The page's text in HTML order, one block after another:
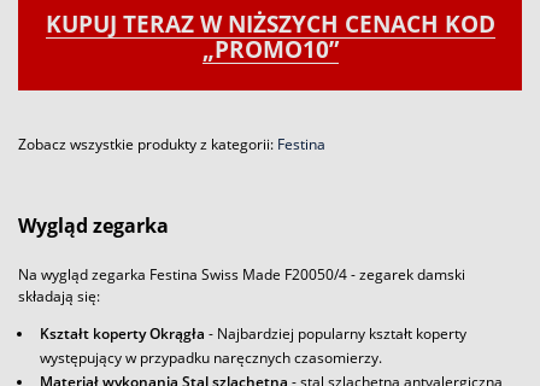
KUPUJ TERAZ W NIŻSZYCH CENACH KOD
„PROMO10”
Zobacz wszystkie produkty z kategorii: Festina
Wygląd zegarka
Na wygląd zegarka Festina Swiss Made F20050/4 - zegarek damski
składają się:
Kształt koperty Okrągła - Najbardziej popularny kształt koperty
występujący w przypadku naręcznych czasomierzy.
Materiał wykonania Stal szlachetna - stal szlachetna antyalergiczna